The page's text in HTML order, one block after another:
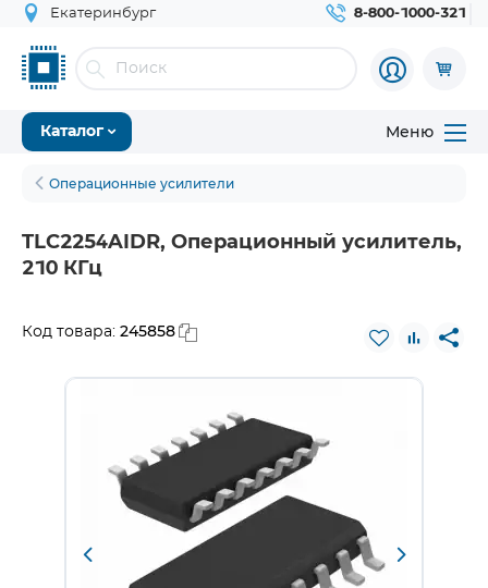
Екатеринбург 8-800-1000-321
Каталог Меню
Операционные усилители
TLC2254AIDR, Операционный усилитель,
210 КГц
Код товара: 245858